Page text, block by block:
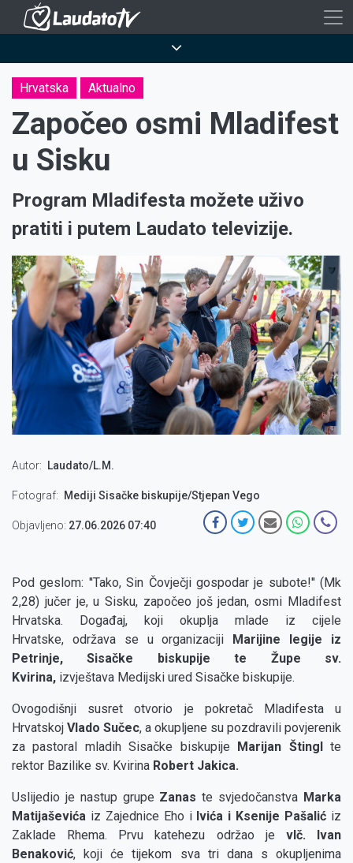
Skoči
sadržaj
Hrvatska Aktualno
Započeo osmi Mladifest
u Sisku
Program Mladifesta možete uživo
pratiti i putem Laudato televizije.
Autor Laudato/L.M.
Fotograf Mediji Sisačke biskupije/Stjepan Vego
Objavljeno: 27.06.2026 07:40
Pod geslom: ''Tako, Sin Čovječji gospodar je subote!'' (Mk
2,28) jučer je, u Sisku, započeo još jedan, osmi Mladifest
Hrvatska. Događaj, koji okuplja mlade iz cijele
Hrvatske, održava se u organizaciji
Marijine legije iz
Petrinje, Sisačke biskupije te Župe sv.
Kvirina, izvještava Medijski ured Sisačke biskupije.
Ovogodišnji susret otvorio je pokretač Mladifesta u
Hrvatskoj Vlado Sučec, a okupljene su pozdravili povjerenik
za pastoral mladih Sisačke biskupije
Marijan Štinglte
rektor Bazilike sv. Kvirina Robert Jakica.
Uslijedio je nastup grupe Zanaste svjedočanstva Marka
Matijaševića iz Zajednice Eho i Ivića i Ksenije Pašalić iz
Zaklade Rhema. Prvu katehezu održao je vlč. Ivan
Benaković, koji će tijekom sva tri dana s okupljenima